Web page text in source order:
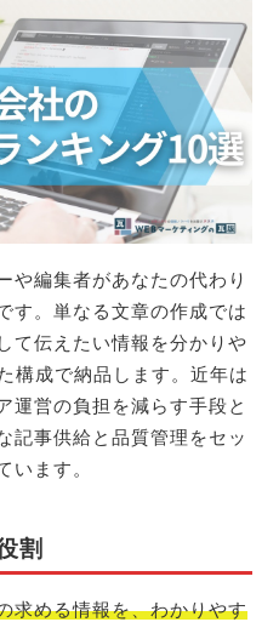
や編集者があなたの代わり
す。単なる文章の作成では
て伝えたい情報を分かりや
構成で納品します。近年は
運営の負担を減らす手段と
記事供給と品質管理をセッ
います。
割
求める情報を、わかりやす